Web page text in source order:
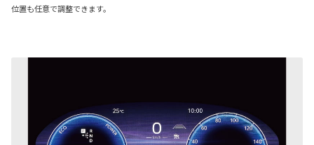
位置も任意で調整できます。